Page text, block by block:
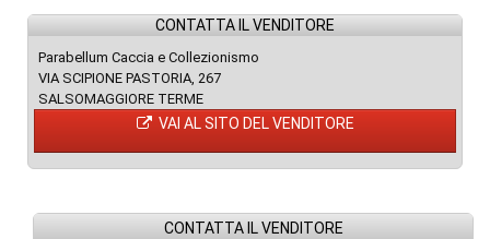
CONTATTA IL VENDITORE
Parabellum Caccia e Collezionismo
VIA SCIPIONE PASTORIA, 267
SALSOMAGGIORE TERME
VAI AL SITO DEL VENDITORE
CONTATTA IL VENDITORE